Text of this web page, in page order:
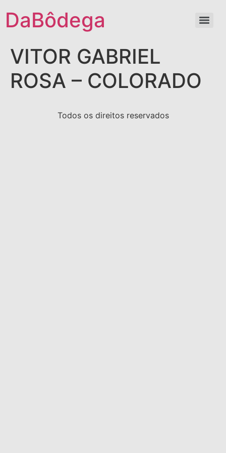
DaBôdega
VITOR GABRIEL
ROSA – COLORADO
Todos os direitos reservados